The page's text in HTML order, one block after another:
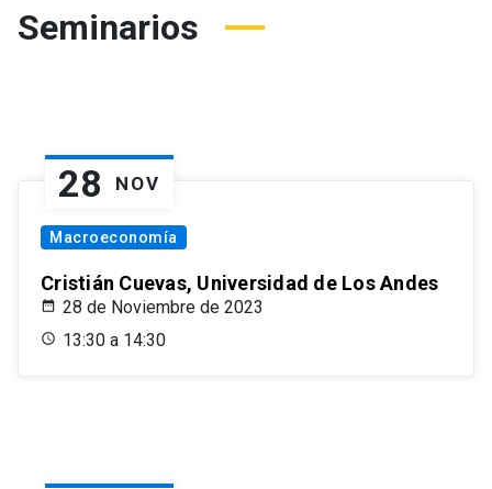
Seminarios
28 NOV
Macroeconomía
Cristián Cuevas, Universidad de Los Andes
28 de Noviembre de 2023
13:30 a 14:30